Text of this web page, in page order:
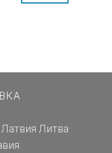
Латвия Литва